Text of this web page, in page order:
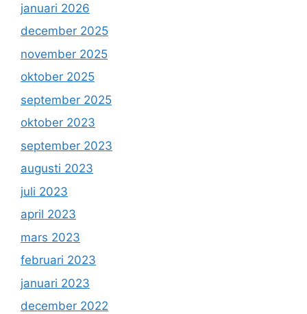
januari 2026
december 2025
november 2025
oktober 2025
september 2025
oktober 2023
september 2023
augusti 2023
juli 2023
april 2023
mars 2023
februari 2023
januari 2023
december 2022